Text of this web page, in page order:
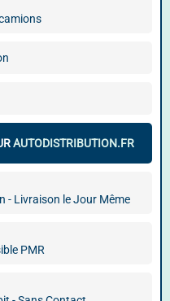
AUTODISTRIBUTION.FR
- Livraison le Jour Même
PMR